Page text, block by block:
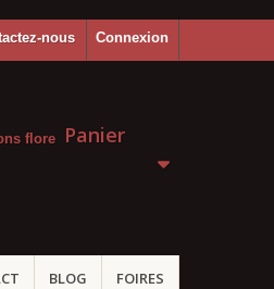
Connexion
nous
Panier
BLOG FOIRES